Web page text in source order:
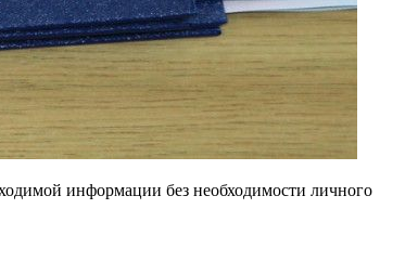
информации без необходимости личного